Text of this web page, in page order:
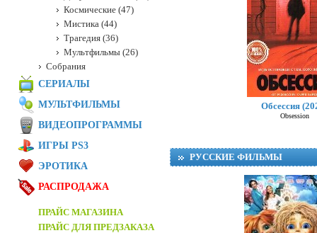
Обсессия
Obsession
РУССКИЕ ФИЛЬМЫ
Космические (47)
Мистика (44)
Трагедия (36)
Мультфильмы (26)
Собрания
СЕРИАЛЫ
МУЛЬТФИЛЬМЫ
ВИДЕОПРОГРАММЫ
ИГРЫ PS3
ЭРОТИКА
РАСПРОДАЖА
ПРАЙС МАГАЗИНА
ПРАЙС ДЛЯ ПРЕДЗАКАЗА